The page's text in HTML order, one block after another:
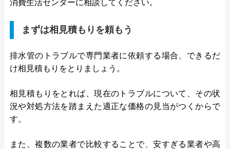
消費生活センターに相談してください。
まずは相見積もりを頼もう
排水管のトラブルで専門業者に依頼する場合、できるだ
け相見積もりをとりましょう。
相見積もりをとれば、現在のトラブルについて、その状
況や対処方法を踏まえた適正な価格の見当がつくからで
す。
また、複数の業者で比較することで、安すぎる業者や高